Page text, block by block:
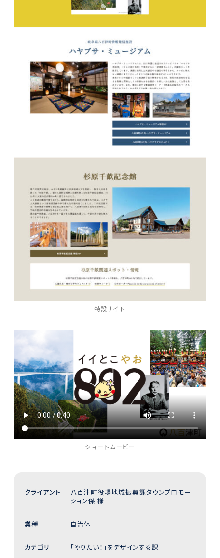
特設サイト
ショートムービー
クライアント
八百津町役場地域振興課タウンプロモー
ション係 様
業種 自治体
カテゴリ 「やりたい！」をデザインする課